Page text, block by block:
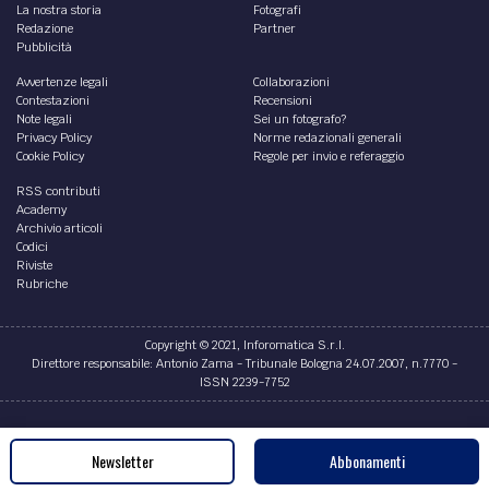
La nostra storia
Redazione
Pubblicità
Fotografi
Partner
Avvertenze legali
Contestazioni
Note legali
Privacy Policy
Cookie Policy
Collaborazioni
Recensioni
Sei un fotografo?
Norme redazionali generali
Regole per invio e referaggio
RSS contributi
Academy
Archivio articoli
Codici
Riviste
Rubriche
Copyright © 2021, Inforomatica S.r.l.
Direttore responsabile: Antonio Zama - Tribunale Bologna 24.07.2007, n.7770 -
ISSN 2239-7752
Credits
Newsletter Abbonamenti